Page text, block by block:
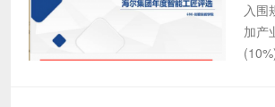
入围
加产